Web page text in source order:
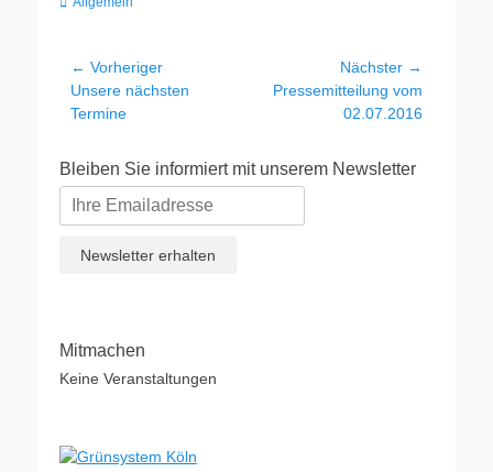
Beitragsnavigation
← Vorheriger
Vorheriger
Beitrag:
Unsere nächsten
Termine
Nächster →
Nächster
Pressemitteilung vom
02.07.2016
Bleiben Sie informiert mit unserem Newsletter
Mitmachen
Keine Veranstaltungen